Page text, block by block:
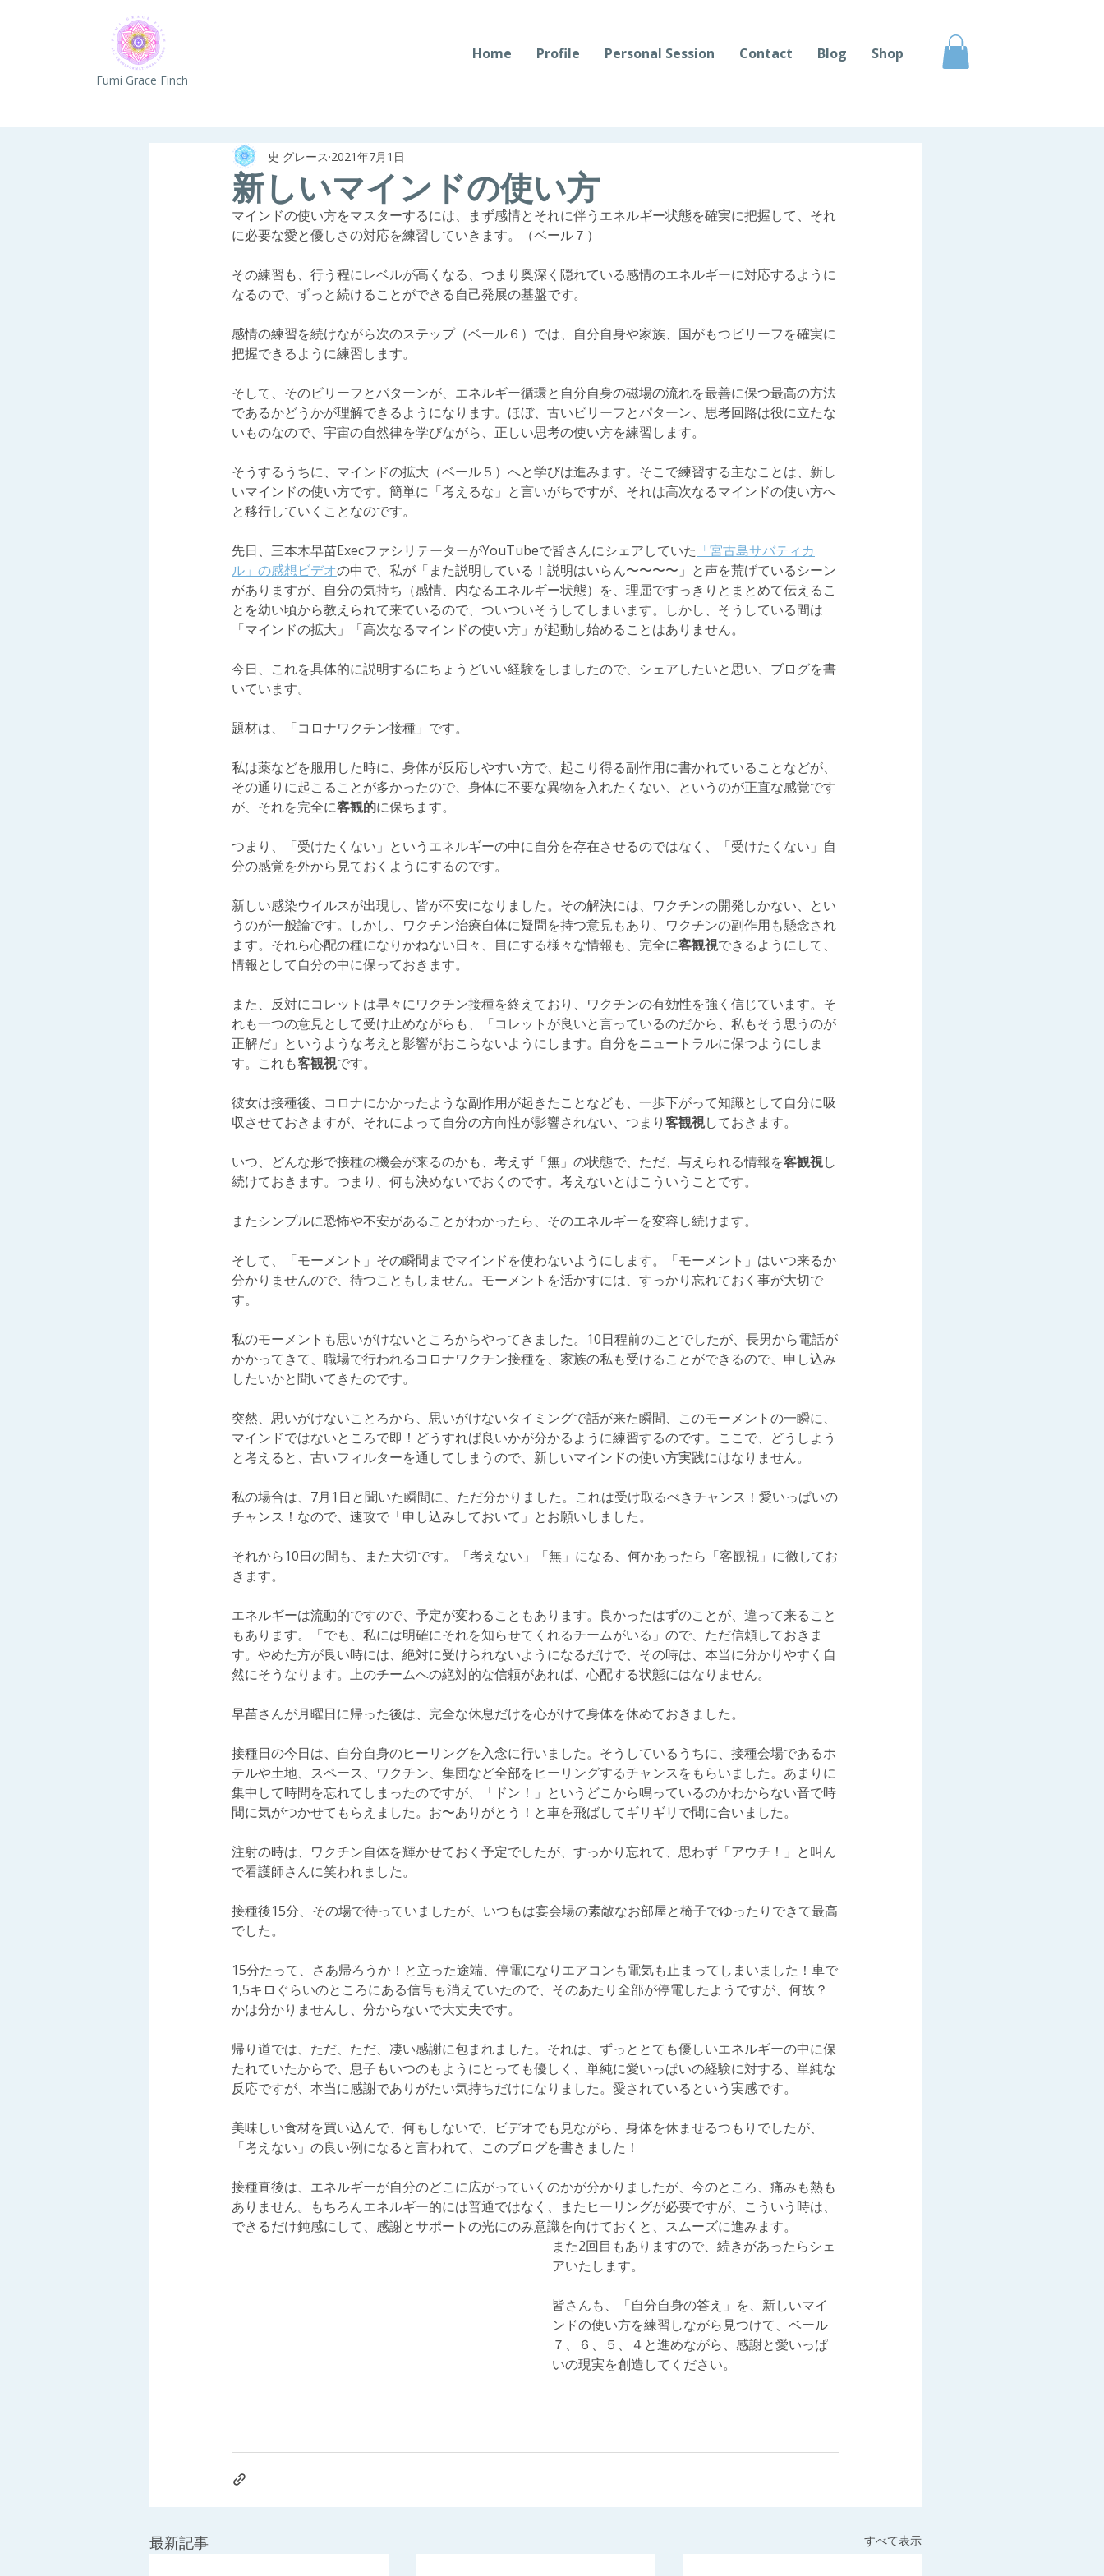
Fumi Grace Finch
Home Profile Personal Session Contact Blog Shop
新しいマインドの使い方
史 グレース 2021年7月1日
マインドの使い方をマスターするには、まず感情とそれに伴うエネルギー状態を確実に把握して、それ
に必要な愛と優しさの対応を練習していきます。（ベール７）
その練習も、行う程にレベルが高くなる、つまり奥深く隠れている感情のエネルギーに対応するように
なるので、ずっと続けることができる自己発展の基盤です。
感情の練習を続けながら次のステップ（ベール６）では、自分自身や家族、国がもつビリーフを確実に
把握できるように練習します。
そして、そのビリーフとパターンが、エネルギー循環と自分自身の磁場の流れを最善に保つ最高の方法
であるかどうかが理解できるようになります。ほぼ、古いビリーフとパターン、思考回路は役に立たな
いものなので、宇宙の自然律を学びながら、正しい思考の使い方を練習します。
そうするうちに、マインドの拡大（ベール５）へと学びは進みます。そこで練習する主なことは、新し
いマインドの使い方です。簡単に「考えるな」と言いがちですが、それは高次なるマインドの使い方へ
と移行していくことなのです。
先日、三本木早苗ExecファシリテーターがYouTubeで皆さんにシェアしていた 「宮古島サバティカ
ル」の感想ビデオの中で、私が「また説明している！説明はいらん〜〜〜〜」と声を荒げているシーン
がありますが、自分の気持ち（感情、内なるエネルギー状態）を、理屈ですっきりとまとめて伝えるこ
とを幼い頃から教えられて来ているので、ついついそうしてしまいます。しかし、そうしている間は
「マインドの拡大」「高次なるマインドの使い方」が起動し始めることはありません。
今日、これを具体的に説明するにちょうどいい経験をしましたので、シェアしたいと思い、ブログを書
いています。
題材は、「コロナワクチン接種」です。
私は薬などを服用した時に、身体が反応しやすい方で、起こり得る副作用に書かれていることなどが、
その通りに起こることが多かったので、身体に不要な異物を入れたくない、というのが正直な感覚です
が、それを完全に客観的に保ちます。
つまり、「受けたくない」というエネルギーの中に自分を存在させるのではなく、「受けたくない」自
分の感覚を外から見ておくようにするのです。
新しい感染ウイルスが出現し、皆が不安になりました。その解決には、ワクチンの開発しかない、とい
うのが一般論です。しかし、ワクチン治療自体に疑問を持つ意見もあり、ワクチンの副作用も懸念され
ます。それら心配の種になりかねない日々、目にする様々な情報も、完全に客観視できるようにして、
情報として自分の中に保っておきます。
また、反対にコレットは早々にワクチン接種を終えており、ワクチンの有効性を強く信じています。そ
れも一つの意見として受け止めながらも、「コレットが良いと言っているのだから、私もそう思うのが
正解だ」というような考えと影響がおこらないようにします。自分をニュートラルに保つようにしま
す。これも客観視です。
彼女は接種後、コロナにかかったような副作用が起きたことなども、一歩下がって知識として自分に吸
収させておきますが、それによって自分の方向性が影響されない、つまり客観視しておきます。
いつ、どんな形で接種の機会が来るのかも、考えず「無」の状態で、ただ、与えられる情報を客観視し
続けておきます。つまり、何も決めないでおくのです。考えないとはこういうことです。
またシンプルに恐怖や不安があることがわかったら、そのエネルギーを変容し続けます。
そして、「モーメント」その瞬間までマインドを使わないようにします。「モーメント」はいつ来るか
分かりませんので、待つこともしません。モーメントを活かすには、すっかり忘れておく事が大切で
す。
私のモーメントも思いがけないところからやってきました。10日程前のことでしたが、長男から電話が
かかってきて、職場で行われるコロナワクチン接種を、家族の私も受けることができるので、申し込み
したいかと聞いてきたのです。
突然、思いがけないことろから、思いがけないタイミングで話が来た瞬間、このモーメントの一瞬に、
マインドではないところで即！どうすれば良いかが分かるように練習するのです。ここで、どうしよう
と考えると、古いフィルターを通してしまうので、新しいマインドの使い方実践にはなりません。
私の場合は、7月1日と聞いた瞬間に、ただ分かりました。これは受け取るべきチャンス！愛いっぱいの
チャンス！なので、速攻で「申し込みしておいて」とお願いしました。
それから10日の間も、また大切です。「考えない」「無」になる、何かあったら「客観視」に徹してお
きます。
エネルギーは流動的ですので、予定が変わることもあります。良かったはずのことが、違って来ること
もあります。「でも、私には明確にそれを知らせてくれるチームがいる」ので、ただ信頼しておきま
す。やめた方が良い時には、絶対に受けられないようになるだけで、その時は、本当に分かりやすく自
然にそうなります。上のチームへの絶対的な信頼があれば、心配する状態にはなりません。
早苗さんが月曜日に帰った後は、完全な休息だけを心がけて身体を休めておきました。
接種日の今日は、自分自身のヒーリングを入念に行いました。そうしているうちに、接種会場であるホ
テルや土地、スペース、ワクチン、集団など全部をヒーリングするチャンスをもらいました。あまりに
集中して時間を忘れてしまったのですが、「ドン！」というどこから鳴っているのかわからない音で時
間に気がつかせてもらえました。お〜ありがとう！と車を飛ばしてギリギリで間に合いました。
注射の時は、ワクチン自体を輝かせておく予定でしたが、すっかり忘れて、思わず「アウチ！」と叫ん
で看護師さんに笑われました。
接種後15分、その場で待っていましたが、いつもは宴会場の素敵なお部屋と椅子でゆったりできて最高
でした。
15分たって、さあ帰ろうか！と立った途端、停電になりエアコンも電気も止まってしまいました！車で
1,5キロぐらいのところにある信号も消えていたので、そのあたり全部が停電したようですが、何故？
かは分かりませんし、分からないで大丈夫です。
帰り道では、ただ、ただ、凄い感謝に包まれました。それは、ずっととても優しいエネルギーの中に保
たれていたからで、息子もいつのもようにとっても優しく、単純に愛いっぱいの経験に対する、単純な
反応ですが、本当に感謝でありがたい気持ちだけになりました。愛されているという実感です。
美味しい食材を買い込んで、何もしないで、ビデオでも見ながら、身体を休ませるつもりでしたが、
「考えない」の良い例になると言われて、このブログを書きました！
接種直後は、エネルギーが自分のどこに広がっていくのかが分かりましたが、今のところ、痛みも熱も
ありません。もちろんエネルギー的には普通ではなく、またヒーリングが必要ですが、こういう時は、
できるだけ鈍感にして、感謝とサポートの光にのみ意識を向けておくと、スムーズに進みます。
また2回目もありますので、続きがあったらシェ
アいたします。
皆さんも、「自分自身の答え」を、新しいマイ
ンドの使い方を練習しながら見つけて、ベール
７、６、５、４と進めながら、感謝と愛いっぱ
いの現実を創造してください。
最新記事 すべて表示